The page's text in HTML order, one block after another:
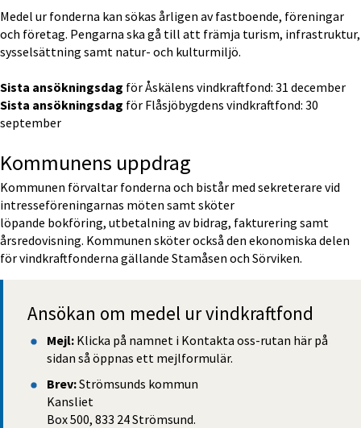
Medel ur fonderna kan sökas årligen av fastboende, föreningar
och företag. Pengarna ska gå till att främja turism, infrastruktur,
sysselsättning samt natur- och kulturmiljö.
Sista ansökningsdag för Åskälens vindkraftfond: 31 december
Sista ansökningsdag för Flåsjöbygdens vindkraftfond: 30
september
Kommunens uppdrag
Kommunen förvaltar fonderna och bistår med sekreterare vid
intresseföreningarnas möten samt sköter
löpande bokföring, utbetalning av bidrag, fakturering samt
årsredovisning. Kommunen sköter också den ekonomiska delen
för vindkraftfonderna gällande Stamåsen och Sörviken.
Ansökan om medel ur vindkraftfond
Mejl: Klicka på namnet i Kontakta oss-rutan här på
sidan så öppnas ett mejlformulär.
Brev: Strömsunds kommun
Kansliet
Box 500, 833 24 Strömsund.